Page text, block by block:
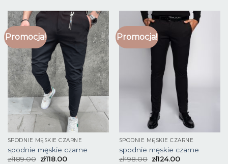
Promocja!
SPODNIE MĘSKIE CZARNE
spodnie męskie czarne
zł189.00 zł118.00
Promocja!
SPODNIE MĘSKIE CZARNE
spodnie męskie czarne
zł198.00 zł124.00